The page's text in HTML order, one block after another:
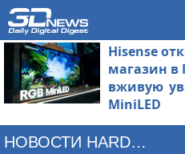
Hisense
магазин в
вживую
MiniLED
НОВОСТИ HARDWARE